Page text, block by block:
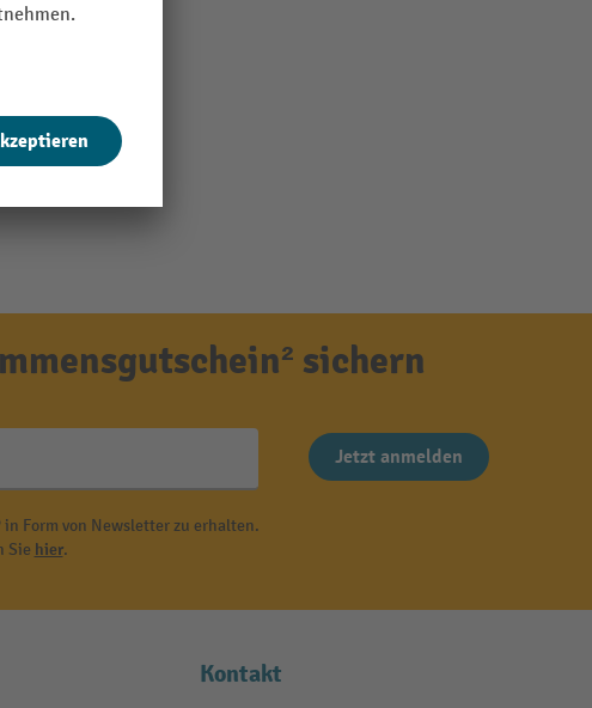
sichern
Jetzt anmelden
Form von Newsletter zu erhalten.
Sie hier.
Kontakt